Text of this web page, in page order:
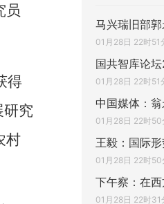
员
得
研究
村
马兴瑞旧部
01月28日 22时51
01月28日 22时51
中国媒体：
01月28日 22时50
王毅：国际
01月28日 22时
下午察：在
01月28日 22时31